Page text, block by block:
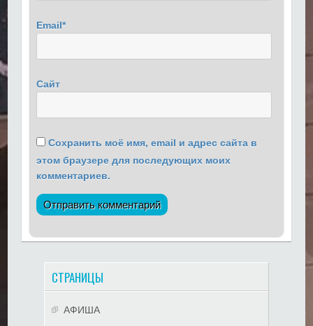
Email*
Сайт
Сохранить моё имя, email и адрес сайта в
этом браузере для последующих моих
комментариев.
СТРАНИЦЫ
АФИША